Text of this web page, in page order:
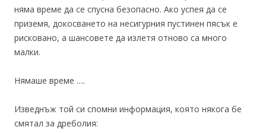
няма време да се спусна безопасно. Ако успея да се
приземя, докосването на несигурния пустинен пясък е
рисковано, а шансовете да излетя отново са много
малки.
Нямаше време ….
Изведнъж той си спомни информация, която някога бе
смятал за дреболия: